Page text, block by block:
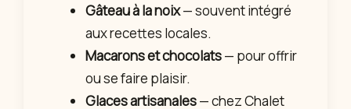
Gâteau à la noix— souvent intégré
aux recettes locales.
Macarons et chocolats— pour offrir
ou se faire plaisir.
Glaces artisanales— chez Chalet